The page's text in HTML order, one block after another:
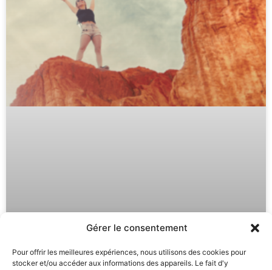
Gérer le consentement
Pour offrir les meilleures expériences, nous utilisons des cookies pour
stocker et/ou accéder aux informations des appareils. Le fait d'y